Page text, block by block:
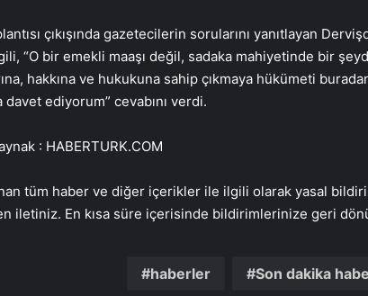
çıkışında gazetecilerin sorularını yanıtlayan
“O bir emekli maaşı değil, sadaka mahiyetinde bir
hakkına ve hukukuna sahip çıkmaya hükümeti
davet ediyorum” cevabını verdi.
: HABERTURK.COM
tüm haber ve diğer içerikler ile ilgili olarak yasal
iletiniz. En kısa süre içerisinde bildirimlerinize geri
haberler Son dakika